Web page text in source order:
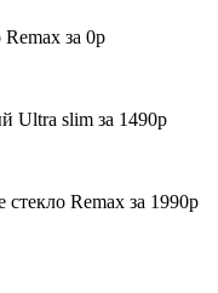
за 0р
Ultra slim за 1490р
Remax за 1990р